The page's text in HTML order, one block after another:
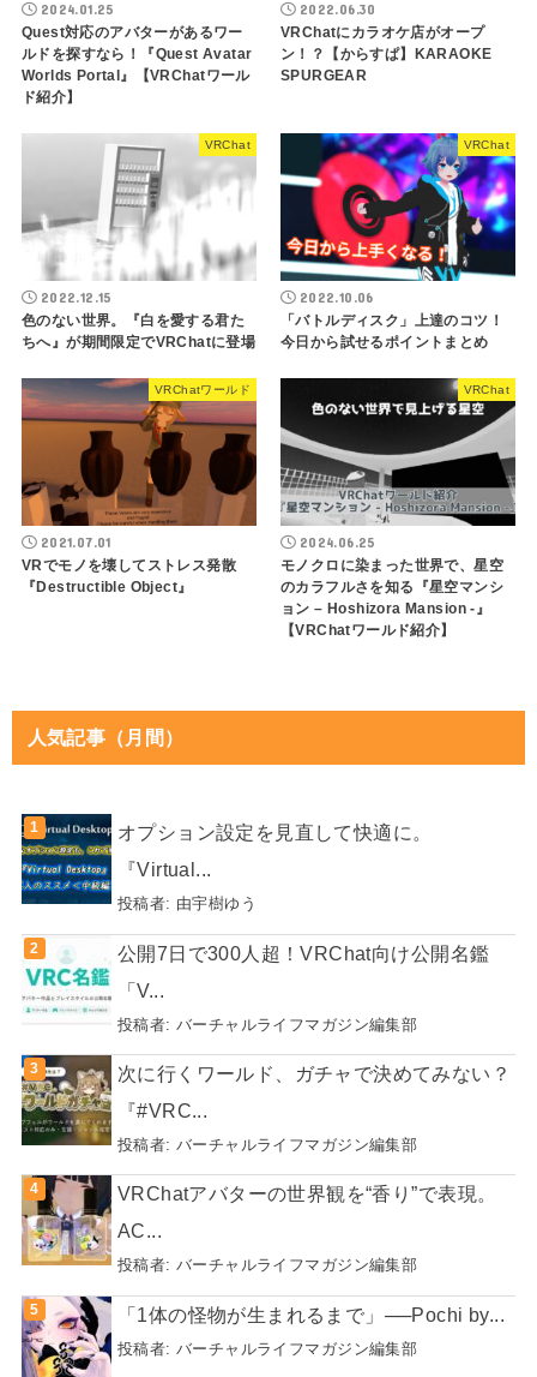
2024.01.25
Quest対応のアバターがあるワー
ルドを探すなら！『Quest Avatar
Worlds Portal』【VRChatワール
ド紹介】
2022.06.30
VRChatにカラオケ店がオープ
ン！？【からすぱ】KARAOKE
SPURGEAR
VRChat
2022.12.15
色のない世界。『白を愛する君た
ちへ』が期間限定でVRChatに登場
VRChat
2022.10.06
「バトルディスク」上達のコツ！
今日から試せるポイントまとめ
VRChatワールド
2021.07.01
VRでモノを壊してストレス発散
『Destructible Object』
VRChat
2024.06.25
モノクロに染まった世界で、星空
のカラフルさを知る『星空マンシ
ョン – Hoshizora Mansion -』
【VRChatワールド紹介】
人気記事（月間）
オプション設定を見直して快適に。
『Virtual...
投稿者: 由宇樹ゆう
公開7日で300人超！VRChat向け公開名鑑
「V...
投稿者: バーチャルライフマガジン編集部
次に行くワールド、ガチャで決めてみない？
『#VRC...
投稿者: バーチャルライフマガジン編集部
VRChatアバターの世界観を“香り”で表現。
AC...
投稿者: バーチャルライフマガジン編集部
「1体の怪物が生まれるまで」──Pochi by...
投稿者: バーチャルライフマガジン編集部